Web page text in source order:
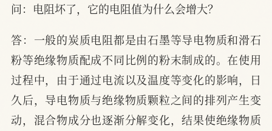
问：电阻坏了，它的电阻值为什么会增大？
答：一般的炭质电阻都是由石墨等导电物质和滑石
粉等绝缘物质配成不同比例的粉末制成的。在使用
过程中，由于通过电流以及温度等变化的影响，日
久后，导电物质与绝缘物质颗粒之间的排列产生变
动，混合物成分也逐渐分解变化，结果使绝缘物质